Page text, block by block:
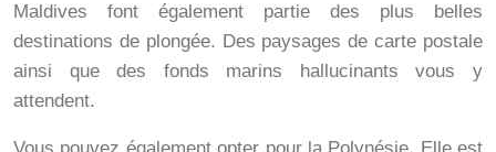
Maldives font également partie des plus belles
destinations de plongée. Des paysages de carte postale
ainsi que des fonds marins hallucinants vous y
attendent.